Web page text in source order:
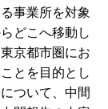
事業所を対象
どこへ移動し
京都市圏にお
とを目的とし
ついて、中間